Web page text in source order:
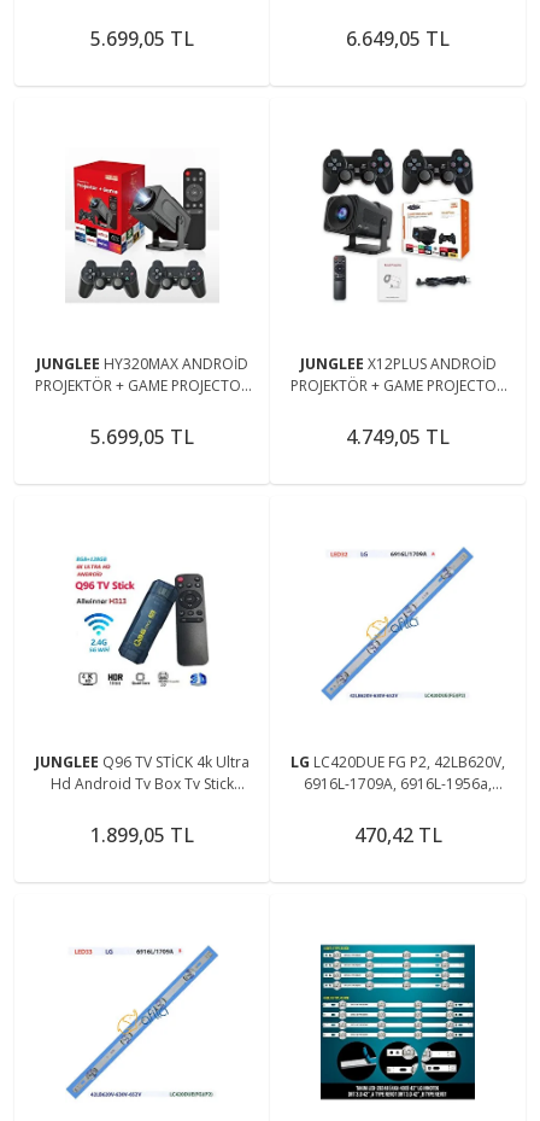
sinema projeksiyon
5.699,05 TL
HOPARLÖR EKRAN YANSITMA
6.649,05 TL
JUNGLEE HY320MAX ANDROİD
PROJEKTÖR + GAME PROJECTOR
YANSITMA OYUN PROJEKSİYON
CİHAZI
5.699,05 TL
JUNGLEE X12PLUS ANDROİD
PROJEKTÖR + GAME PROJECTOR
YANSITMA OYUN PROJEKSİYON
CİHAZI
4.749,05 TL
JUNGLEE Q96 TV STİCK 4k Ultra
Hd Android Tv Box Tv Stick
Media Player
1.899,05 TL
LG LC420DUE FG P2, 42LB620V,
6916L-1709A, 6916L-1956a,
LED ÇUBUK ( A )
470,42 TL